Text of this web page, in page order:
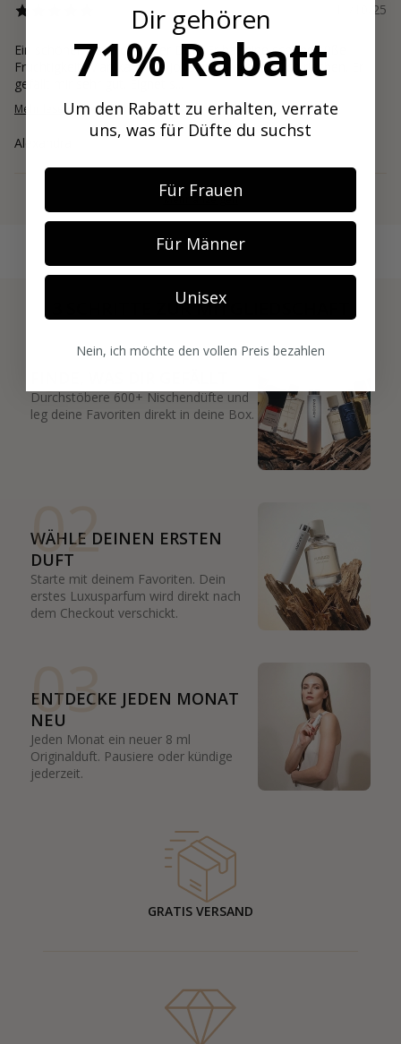
11/10/25
Ein schöner frisch cremiger Duft. Er hat eine schöne süße
Fruchtigkeit. Man kann die Johannisbeere deutlich riechen. Er
gefällt mir sehr gut. Eignet s...
Mehr lesen
Alexandra
Mehr anzeigen
3 SCHRITTE ZUR MITGLIEDSCHAFT
01
Durchstöbere 600+ Nischendüfte und
leg deine Favoriten direkt in deine Box.
02
WÄHLE DEINEN ERSTEN
DUFT
Starte mit deinem Favoriten. Dein
erstes Luxusparfum wird direkt nach
dem Checkout verschickt.
03
ENTDECKE JEDEN MONAT
NEU
Jeden Monat ein neuer 8 ml
Originalduft. Pausiere oder kündige
jederzeit.
GRATIS VERSAND
Dir gehören
71% Rabatt
Um den Rabatt zu erhalten, verrate
uns, was für Düfte du suchst
Für Frauen
Für Männer
Unisex
Nein, ich möchte den vollen Preis bezahlen